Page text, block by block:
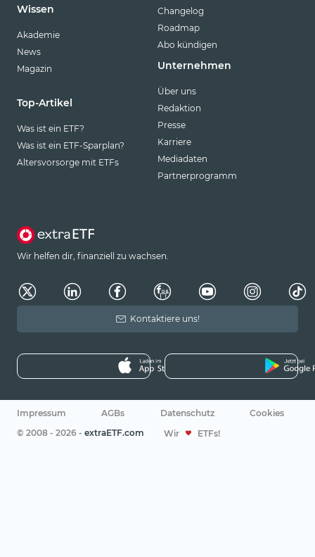
Wissen
Akademie
News
Magazin
Top-Artikel
Was ist ein ETF?
Was ist ein ETF-Sparplan?
Altersvorsorge mit ETFs
Changelog
Roadmap
Abo kündigen
Unternehmen
Über uns
Redaktion
Presse
Karriere
Mediadaten
Partnerprogramm
Wir helfen dir, finanziell zu wachsen.
Kontaktiere uns!
Impressum AGBs Datenschutz
Cookies
© 2008 - 2026 - extraETF.com Wir ETFs!